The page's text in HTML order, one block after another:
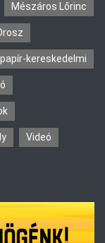
Mészáros Lőrinc
kereskedelmi
Videó